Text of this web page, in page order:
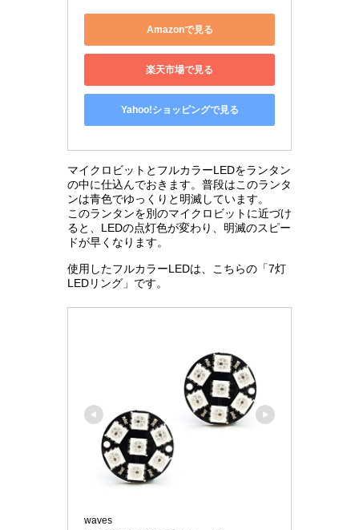
Amazonで見る
楽天市場で見る
Yahoo!ショッピングで見る
マイクロビットとフルカラーLEDをランタン
の中に仕込んでおきます。普段はこのランタ
ンは青色でゆっくりと明滅しています。
このランタンを別のマイクロビットに近づけ
ると、LEDの点灯色が変わり、明滅のスピー
ドが早くなります。
使用したフルカラーLEDは、こちらの「7灯
LEDリング」です。
waves